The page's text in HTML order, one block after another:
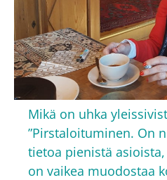
Mikä on uhka
”Pirstaloituminen. On
tietoa pienistä
on vaikea muodostaa